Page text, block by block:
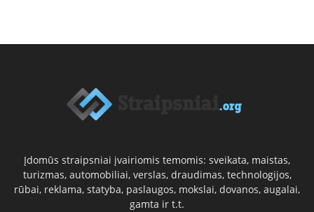
Įdomūs straipsniai įvairiomis temomis: sveikata, maistas,
turizmas, automobiliai, verslas, draudimas, technologijos,
rūbai, reklama, statyba, paslaugos, mokslai, dovanos, augalai,
gamta ir t.t.